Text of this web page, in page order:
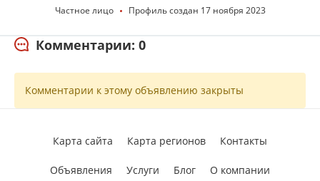
Частное лицо
Профиль создан 17 ноября 2023
Комментарии: 0
Комментарии к этому объявлению закрыты
Карта сайта Карта регионов Контакты
Объявления Услуги Блог О компании